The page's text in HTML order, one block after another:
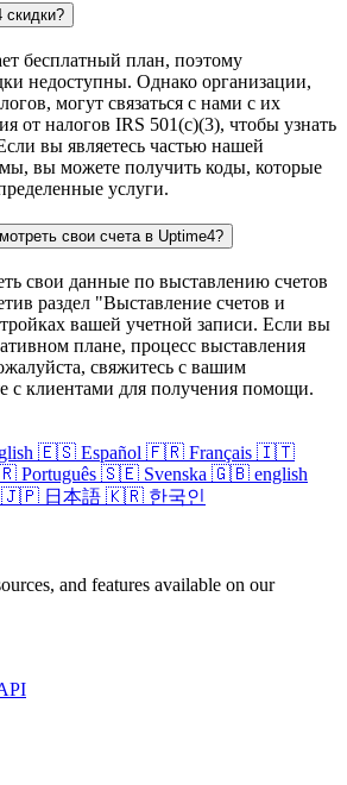
скидки?
бесплатный план, поэтому
недоступны. Однако организации,
могут связаться с нами с их
от налогов IRS 501(c)(3), чтобы узнать
вы являетесь частью нашей
вы можете получить коды, которые
услуги.
свои счета в Uptime4?
свои данные по выставлению счетов
раздел "Выставление счетов и
вашей учетной записи. Если вы
плане, процесс выставления
свяжитесь с вашим
с клиентами для получения помощи.
🇪🇸 Español 🇫🇷 Français 🇮🇹
Português 🇸🇪 Svenska 🇬🇧 english
🇯🇵 日本語 🇰🇷 한국인
and features available on our